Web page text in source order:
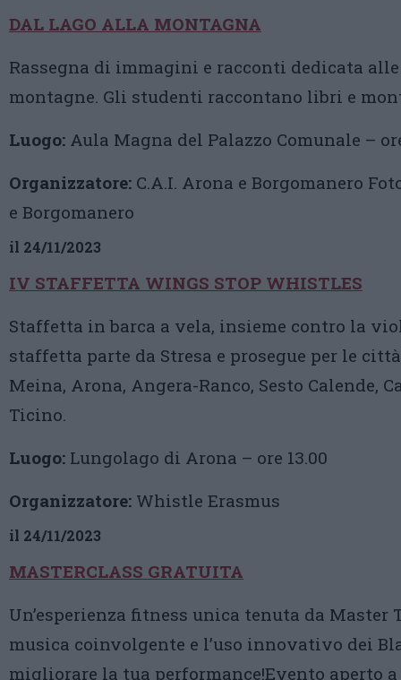
DAL LAGO ALLA MONTAGNA
Rassegna di immagini e racconti dedicata
montagne. Gli studenti raccontano libri e
Luogo: Aula Magna del Palazzo Comunale –
Organizzatore: C.A.I. Arona e Borgomanero
e Borgomanero
il 24/11/2023
IV STAFFETTA WINGS STOP WHISTLES
Staffetta in barca a vela, insieme contro la
staffetta parte da Stresa e prosegue per le
Meina, Arona, Angera-Ranco, Sesto Calende,
Ticino.
Luogo: Lungolago di Arona – ore 13.00
Organizzatore: Whistle Erasmus
il 24/11/2023
MASTERCLASS GRATUITA
Un’esperienza fitness unica tenuta da Master
musica coinvolgente e l’uso innovativo dei
migliorare la tua performance!Evento aperto